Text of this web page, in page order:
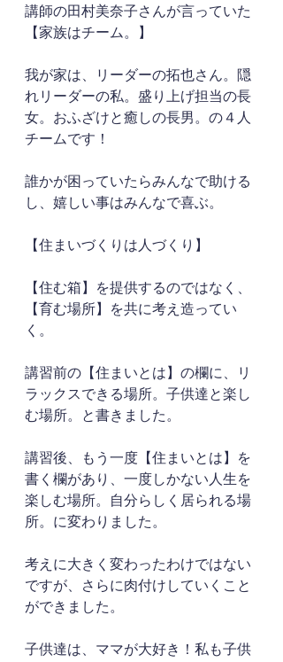
講師の田村美奈子さんが言っていた
【家族はチーム。】
我が家は、リーダーの拓也さん。隠
れリーダーの私。盛り上げ担当の長
女。おふざけと癒しの長男。の４人
チームです！
誰かが困っていたらみんなで助ける
し、嬉しい事はみんなで喜ぶ。
【住まいづくりは人づくり】
【住む箱】を提供するのではなく、
【育む場所】を共に考え造ってい
く。
講習前の【住まいとは】の欄に、リ
ラックスできる場所。子供達と楽し
む場所。と書きました。
講習後、もう一度【住まいとは】を
書く欄があり、一度しかない人生を
楽しむ場所。自分らしく居られる場
所。に変わりました。
考えに大きく変わったわけではない
ですが、さらに肉付けしていくこと
ができました。
子供達は、ママが大好き！私も子供